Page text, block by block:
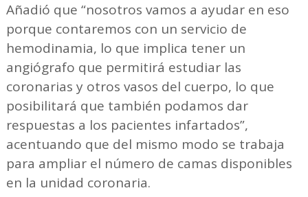
Añadió que “nosotros vamos a ayudar en eso
porque contaremos con un servicio de
hemodinamia, lo que implica tener un
angiógrafo que permitirá estudiar las
coronarias y otros vasos del cuerpo, lo que
posibilitará que también podamos dar
respuestas a los pacientes infartados”,
acentuando que del mismo modo se trabaja
para ampliar el número de camas disponibles
en la unidad coronaria.